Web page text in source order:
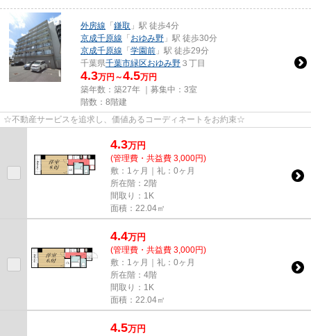
外房線 「 鎌取 」駅 徒歩4分
京成千原線 「 おゆみ野 」駅 徒歩30分
京成千原線 「 学園前 」駅 徒歩29分
千葉県千葉市緑区おゆみ野 ３丁目
4.3万円～4.5万円
築年数：築27年 ｜募集中： 3室
階数：8階建
☆不動産サービスを追求し、価値あるコーディネートをお約束☆
4.3万円
(管理費・共益費 3,000円)
敷：1ヶ月｜礼：0ヶ月
所在階：2階
間取り：1K
面積：22.04㎡
4.4万円
(管理費・共益費 3,000円)
敷：1ヶ月｜礼：0ヶ月
所在階：4階
間取り：1K
面積：22.04㎡
4.5万円